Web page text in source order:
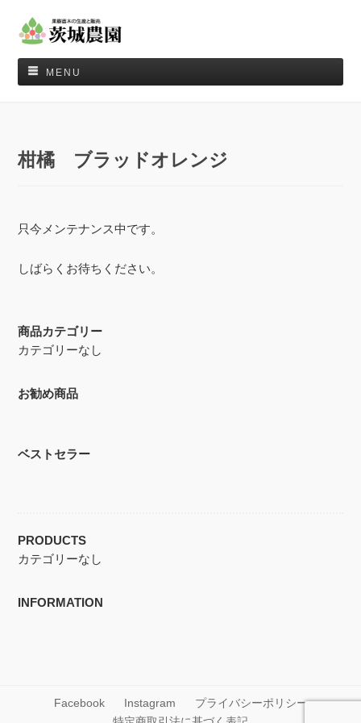
MENU
柑橘 ブラッドオレンジ
只今メンテナンス中です。
しばらくお待ちください。
商品カテゴリー
カテゴリーなし
お勧め商品
ベストセラー
PRODUCTS
カテゴリーなし
INFORMATION
Facebook Instagram
プライバシーポリシー